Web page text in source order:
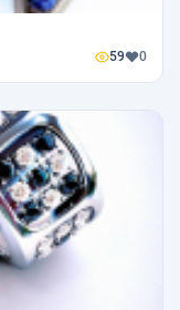
59 0